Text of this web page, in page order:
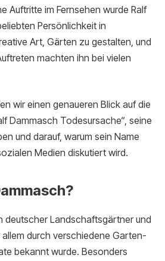
Auftritte im Fernsehen wurde Ralf
Persönlichkeit in
Art, Gärten zu gestalten, und
machten ihn bei vielen
wir einen genaueren Blick auf die
Dammasch Todesursache“, seine
und darauf, warum sein Name
Medien diskutiert wird.
deutscher Landschaftsgärtner und
durch verschiedene Garten-
bekannt wurde. Besonders